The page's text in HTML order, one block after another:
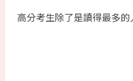
高分考生除了是讀得最多